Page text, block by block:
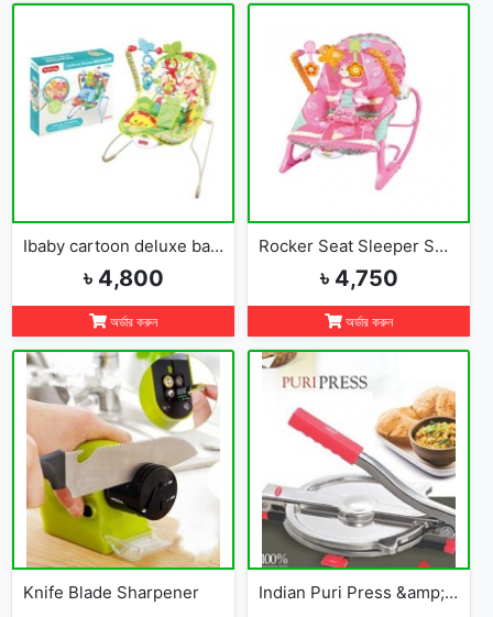
Ibaby cartoon deluxe baby bouncer
৳ 4,800
অর্ডার করুন
Rocker Seat Sleeper Swing Bouncer Toy Chair Baby
৳ 4,750
অর্ডার করুন
Knife Blade Sharpener Indian Puri Press &amp; Ruti Maker